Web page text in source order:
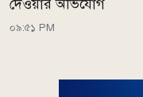
দেওয়ার অভিযোগ
০৯:৫১ PM